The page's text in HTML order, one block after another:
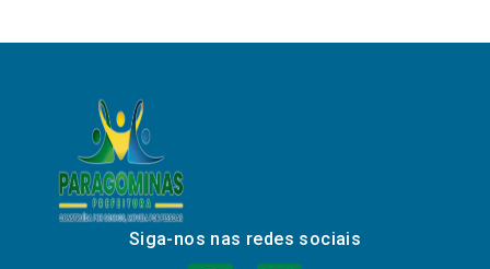
Siga-nos nas redes sociais